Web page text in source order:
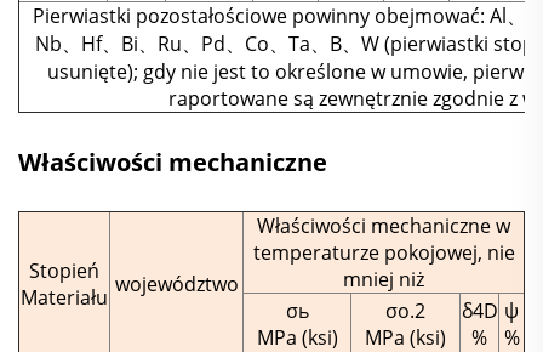
Pierwiastki pozostałościowe powinny obejmować: Al、
Nb、Hf、Bi、Ru、Pd、Co、Ta、B、W (pierwiastki
usunięte); gdy nie jest to określone w umowie,
raportowane są zewnętrznie zgodnie z
Właściwości mechaniczne
Stopień
Materiału województwo
Właściwości mechaniczne w
temperaturze pokojowej, nie
mniej niż
σь
MPa (ksi)
σo.2
MPa (ksi)
δ4D
%
ψ
%